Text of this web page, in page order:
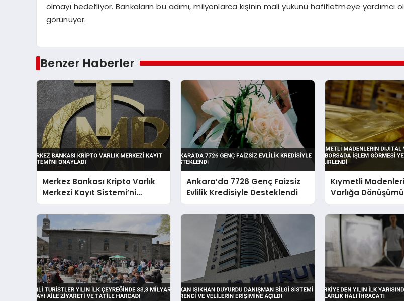
olmayı hedefliyor. Bankaların bu adımı, milyonlarca kişinin mali yükünü hafifletmeye yardımcı
görünüyor.
Benzer Haberler
Merkez Bankası Kripto Varlık
Merkezi Kayıt Sistemi’ni
Onayladı
Ankara’da 7726 Genç Faizsiz
Evlilik Kredisiyle Desteklendi
Kıymetli
Varlığa
İşlem Görmesi
Düzenlemeyle